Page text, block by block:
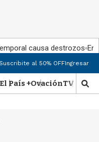
causa destrozos En
al 50% OFFIngresar
El País +OvaciónTV Show
M
o